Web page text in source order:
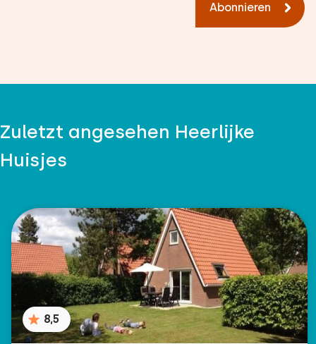
Abonnieren
Zuletzt angesehen Heerlijke
Huisjes
8,5